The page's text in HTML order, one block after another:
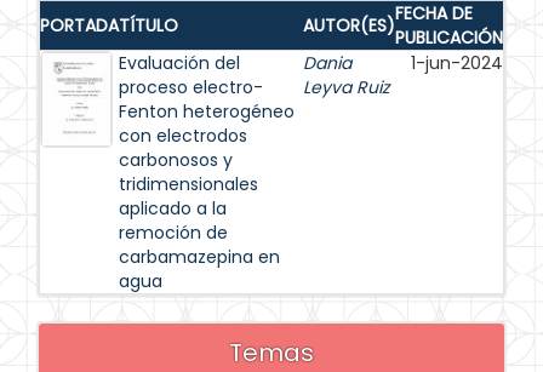
PORTADATÍTULO AUTOR(ES)FECHA DE
PUBLICACIÓN
Evaluación del
proceso electro-
Fenton heterogéneo
con electrodos
carbonosos y
tridimensionales
aplicado a la
remoción de
carbamazepina en
agua
Dania
Leyva Ruiz
1-jun-2024
Temas